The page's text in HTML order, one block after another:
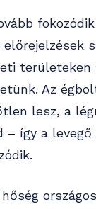
előrejelzések
területeken
Az
lesz, a
– így a